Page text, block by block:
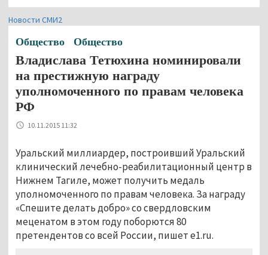
Новости СМИ2
Общество Общество
Владислава Тетюхина номинировали
на престижную награду
уполномоченного по правам человека
РФ
10.11.2015 11:32
Уральский миллиардер, построивший Уральский
клинический лечебно-реабилитационный центр в
Нижнем Тагиле, может получить медаль
уполномоченного по правам человека. За награду
«Спешите делать добро» со свердловским
меценатом в этом году поборются 80
претендентов со всей России, пишет e1.ru.